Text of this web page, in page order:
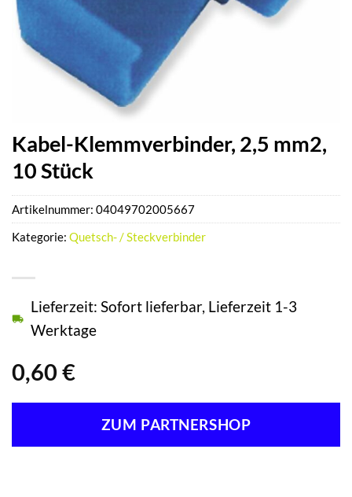
Kabel-Klemmverbinder, 2,5 mm2,
10 Stück
0,60 €
Lieferzeit: Sofort lieferbar, Lieferzeit 1-3
Werktage
ZUM PARTNERSHOP
Artikelnummer: 04049702005667
Kategorie: Quetsch- / Steckverbinder